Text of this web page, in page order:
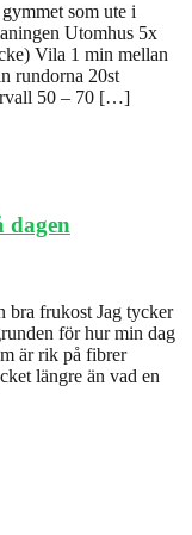
som ute i
Utomhus 5x
Vila 1 min mellan
rundorna 20st
50 – 70 […]
dagen
bra frukost Jag tycker
för hur min dag
är rik på fibrer
längre än vad en